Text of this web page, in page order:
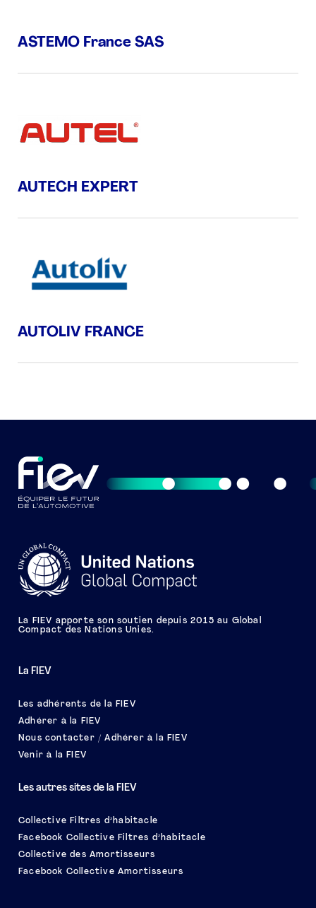
ASTEMO France SAS
AUTECH EXPERT
AUTOLIV FRANCE
La FIEV
Les adhérents de la FIEV
Adhérer à la FIEV
Nous contacter / Adhérer à la FIEV
Venir à la FIEV
Les autres sites de la FIEV
Collective Filtres d’habitacle
Facebook Collective Filtres d’habitacle
Collective des Amortisseurs
Facebook Collective Amortisseurs
La FIEV apporte son soutien depuis 2015 au Global
Compact des Nations Unies.